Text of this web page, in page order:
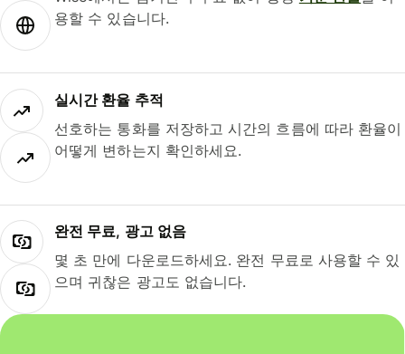
용할 수 있습니다.
실시간 환율 추적
선호하는 통화를 저장하고 시간의 흐름에 따라 환율이
어떻게 변하는지 확인하세요.
완전 무료, 광고 없음
몇 초 만에 다운로드하세요. 완전 무료로 사용할 수 있
으며 귀찮은 광고도 없습니다.